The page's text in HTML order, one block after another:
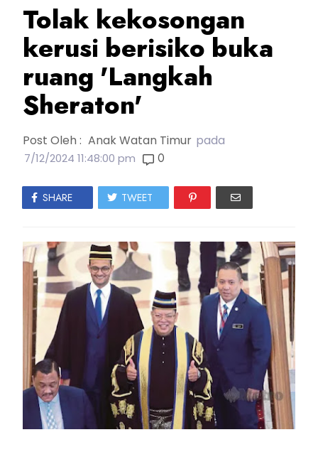
Tolak kekosongan
kerusi berisiko buka
ruang 'Langkah
Sheraton'
Post Oleh : Anak Watan Timur pada
7/12/2024 11:48:00 pm 0
SHARE TWEET